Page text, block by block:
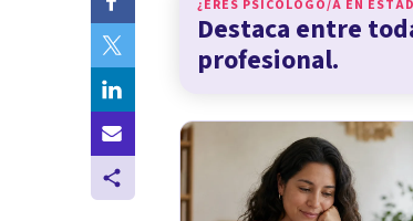
¿ERES PSICÓLOGO/A EN
Destaca entre
profesional.